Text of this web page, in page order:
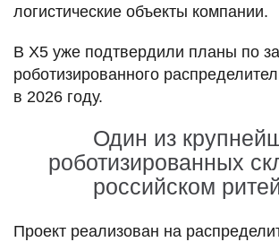
логистические объекты компании.
В X5 уже подтвердили планы по
роботизированного
в 2026 году.
Один из
роботизированных
российском
Проект реализован на